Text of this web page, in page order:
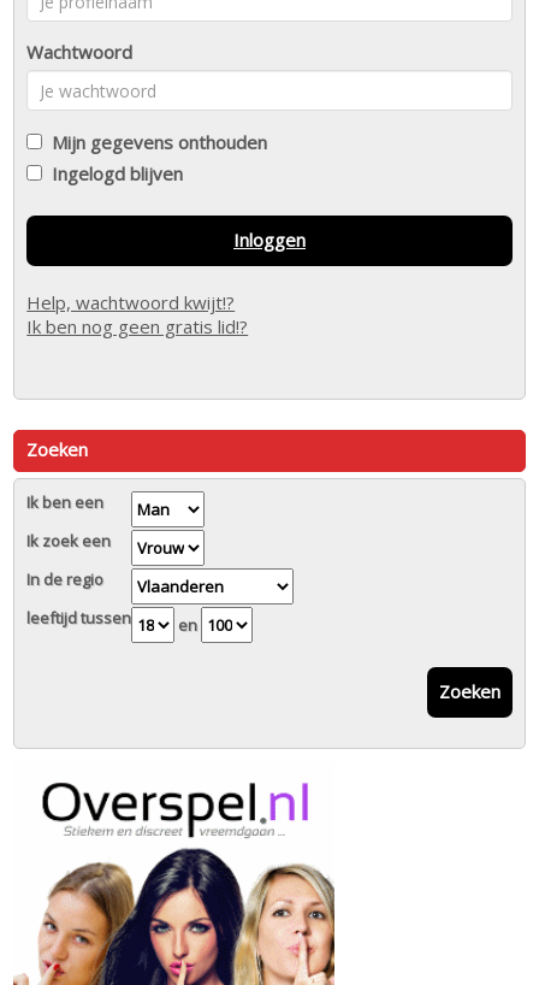
Wachtwoord
Mijn gegevens onthouden
Ingelogd blijven
Inloggen
Help, wachtwoord kwijt!?
Ik ben nog geen gratis lid!?
Zoeken
Ik ben een
Ik zoek een
In de regio
leeftijd tussen
en
Zoeken